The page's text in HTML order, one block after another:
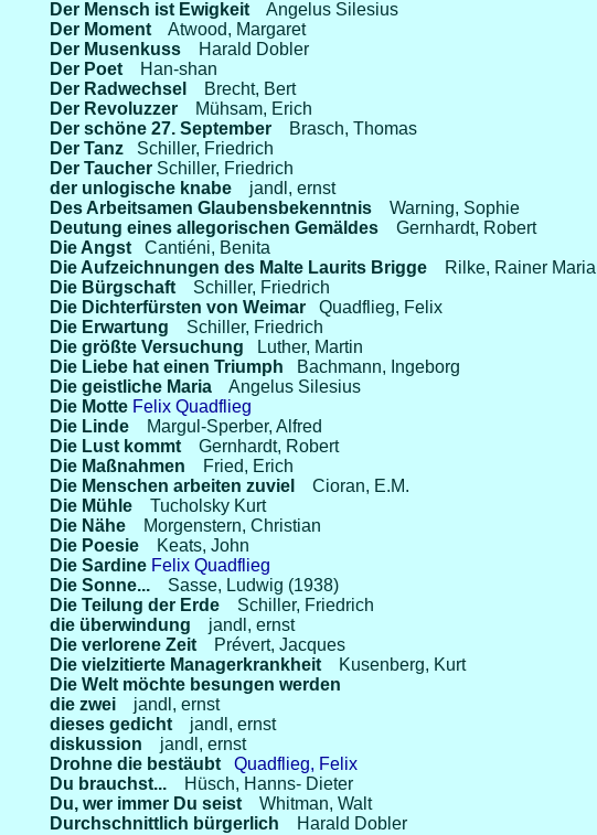
Der Mensch ist Ewigkeit
Angelus Silesius
Der Moment
Atwood, Margaret
Der Musenkuss
Harald Dobler
Der Poet
Han-shan
Der Radwechsel
Brecht, Bert
Der Revoluzzer
Mühsam, Erich
Der schöne 27. September
Brasch, Thomas
Der Tanz
Schiller, Friedrich
Der Taucher Schiller, Friedrich
der unlogische knabe
jandl, ernst
Des Arbeitsamen Glaubensbekenntnis
Warning, Sophie
Deutung eines allegorischen Gemäldes
Gernhardt, Robert
Die Angst
Cantiéni, Benita
Die Aufzeichnungen des Malte Laurits Brigge
Rilke, Rainer Maria
Die Bürgschaft
Schiller, Friedrich
Die Dichterfürsten von Weimar
Quadflieg, Felix
Die Erwartung
Schiller, Friedrich
Die größte Versuchung
Luther, Martin
Die Liebe hat einen Triumph
Bachmann, Ingeborg
Die geistliche Maria
Angelus Silesius
Die MotteFelix Quadflieg
Die Linde
Margul-Sperber, Alfred
Die Lust kommt
Gernhardt, Robert
Die Maßnahmen
Fried, Erich
Die Menschen arbeiten zuviel
Cioran, E.M.
Die Mühle
Tucholsky Kurt
Die Nähe
Morgenstern, Christian
Die Poesie
Keats, John
Die SardineFelix Quadflieg
Die Sonne...
Sasse, Ludwig (1938)
Die Teilung der Erde
Schiller, Friedrich
die überwindung
jandl, ernst
Die verlorene Zeit
Prévert, Jacques
Die vielzitierte Managerkrankheit
Kusenberg, Kurt
Die Welt möchte besungen werden
die zwei
jandl, ernst
dieses gedicht
jandl, ernst
diskussion
jandl, ernst
Drohne die bestäubt
Quadflieg, Felix
Du brauchst...
Hüsch, Hanns- Dieter
Du, wer immer Du seist
Whitman, Walt
Durchschnittlich bürgerlich
Harald Dobler